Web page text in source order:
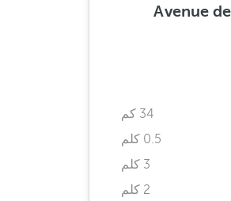
160
34 كم
0.5 كلم
3 كلم
2 كلم